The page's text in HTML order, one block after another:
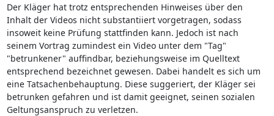
Der Kläger hat trotz entsprechenden Hinweises über den
Inhalt der Videos nicht substantiiert vorgetragen, sodass
insoweit keine Prüfung stattfinden kann. Jedoch ist nach
seinem Vortrag zumindest ein Video unter dem "Tag"
"betrunkener" auffindbar, beziehungsweise im Quelltext
entsprechend bezeichnet gewesen. Dabei handelt es sich um
eine Tatsachenbehauptung. Diese suggeriert, der Kläger sei
betrunken gefahren und ist damit geeignet, seinen sozialen
Geltungsanspruch zu verletzen.